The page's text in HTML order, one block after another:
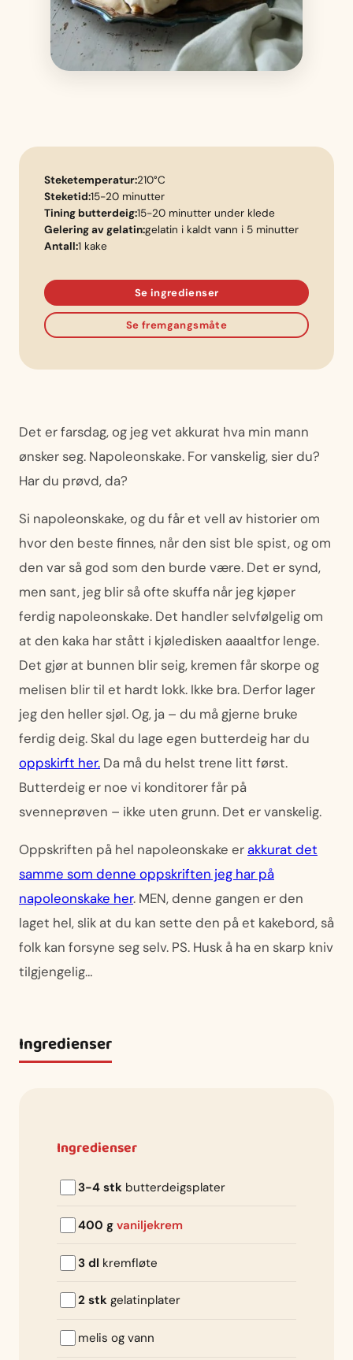
Det er farsdag, og jeg vet akkurat hva min mann
ønsker seg. Napoleonskake. For vanskelig, sier du?
Har du prøvd, da?
Si napoleonskake, og du får et vell av historier om
hvor den beste finnes, når den sist ble spist, og om
den var så god som den burde være. Det er synd,
men sant, jeg blir så ofte skuffa når jeg kjøper
ferdig napoleonskake. Det handler selvfølgelig om
at den kaka har stått i kjøledisken aaaaltfor lenge.
Det gjør at bunnen blir seig, kremen får skorpe og
melisen blir til et hardt lokk. Ikke bra. Derfor lager
jeg den heller sjøl. Og, ja – du må gjerne bruke
ferdig deig. Skal du lage egen butterdeig har du
oppskirft her. Da må du helst trene litt først.
Butterdeig er noe vi konditorer får på
svenneprøven – ikke uten grunn. Det er vanskelig.
Oppskriften på hel napoleonskake erakkurat det
samme som denne oppskriften jeg har på
napoleonskake her. MEN, denne gangen er den
laget hel, slik at du kan sette den på et kakebord, så
folk kan forsyne seg selv. PS. Husk å ha en skarp kniv
tilgjengelig…
Ingredienser
Ingredienser
3-4 stk butterdeigsplater
400 g vaniljekrem
3 dl kremfløte
2 stk gelatinplater
melis og vann
Steketemperatur:210°C
Steketid:15-20 minutter
Tining butterdeig:15-20 minutter under klede
Gelering av gelatin:gelatin i kaldt vann i 5 minutter
Antall:1 kake
Se ingredienser
Se fremgangsmåte